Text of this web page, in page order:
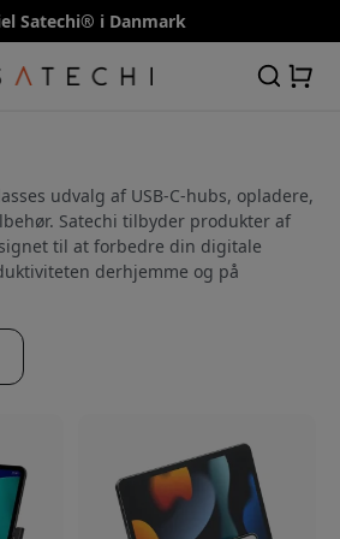
Satechi® i Danmark
udvalg af USB-C-hubs, opladere,
Satechi tilbyder produkter af
til at forbedre din digitale
derhjemme og på